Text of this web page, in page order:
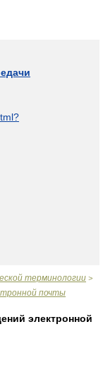
терминологии >
почты
электронной